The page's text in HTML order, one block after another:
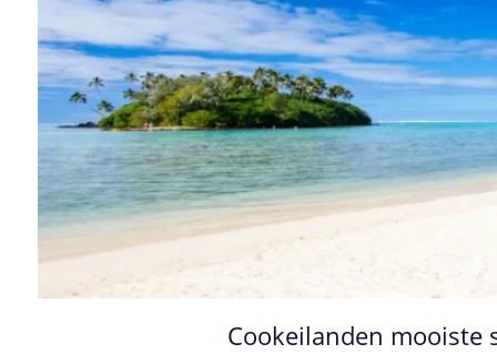
Cookeilanden